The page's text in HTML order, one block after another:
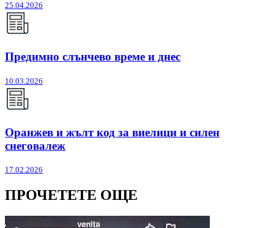
25.04.2026
Предимно слънчево време и днес
10.03.2026
Оранжев и жълт код за виелици и силен
снеговалеж
17.02.2026
ПРОЧЕТЕТЕ ОЩЕ